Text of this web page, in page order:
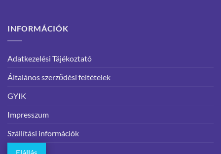
INFORMÁCIÓK
Adatkezelési Tájékoztató
Általános szerződési feltételek
GYIK
Impresszum
Szállítási információk